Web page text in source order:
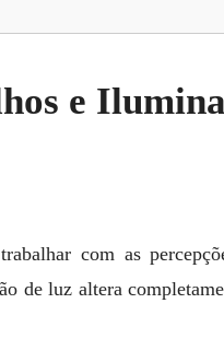
e
com as
de luz altera